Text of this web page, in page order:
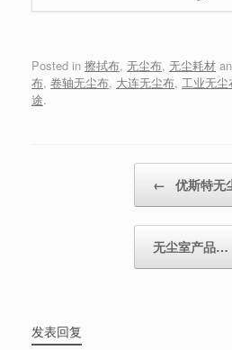
Posted in 擦拭布, 无尘布, 无尘耗材
布, 卷轴无尘布, 大连无尘布, 工业无尘
途.
← 优斯特
无尘室产品…
发表回复